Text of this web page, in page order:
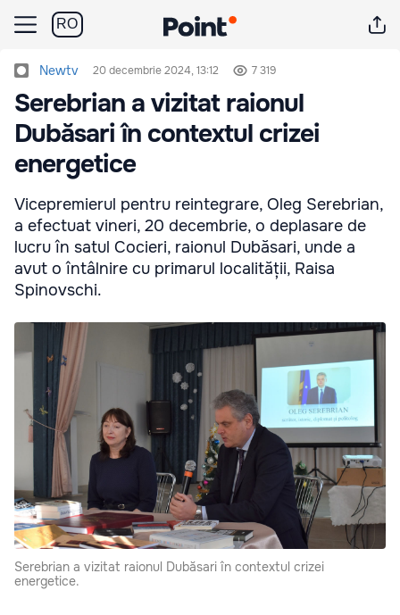
RO
Newtv 20 decembrie 2024, 13:12 7 319
Serebrian a vizitat raionul
Dubăsari în contextul crizei
energetice
Vicepremierul pentru reintegrare, Oleg Serebrian,
a efectuat vineri, 20 decembrie, o deplasare de
lucru în satul Cocieri, raionul Dubăsari, unde a
avut o întâlnire cu primarul localității, Raisa
Spinovschi.
Serebrian a vizitat raionul Dubăsari în contextul crizei
energetice.